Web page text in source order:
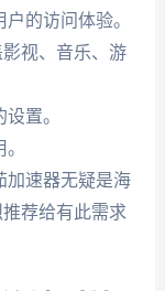
的访问体验。
视、音乐、游
置。
加速器无疑是海
荐给有此需求